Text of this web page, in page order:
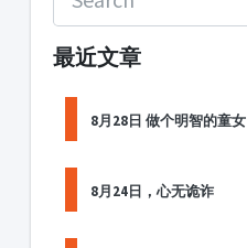
最近文章
8月28日 做个明智的童女
8月24日，心无诡诈